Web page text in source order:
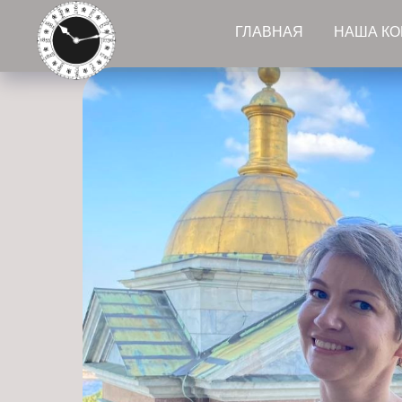
ГЛАВНАЯ НАША